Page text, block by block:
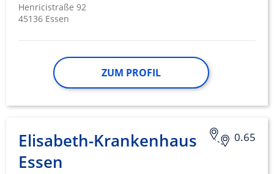
Henricistraße 92
45136 Essen
ZUM PROFIL
0.65
Elisabeth-Krankenhaus
Essen